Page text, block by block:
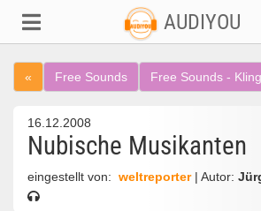
AUDIYOU
« Free Sounds Free Sounds -
16.12.2008
Nubische Musikanten
eingestellt von: weltreporter | Autor: